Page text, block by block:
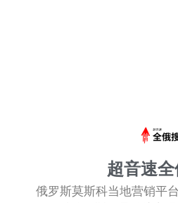
超音速
俄罗斯莫斯科当地营销平